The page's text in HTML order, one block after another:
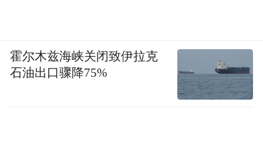
霍尔木兹海峡关闭致伊拉克
石油出口骤降75%